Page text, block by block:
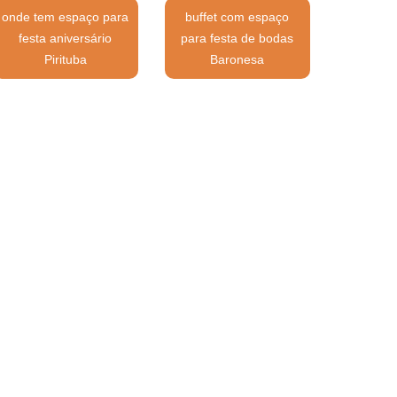
onde tem espaço para
festa aniversário
Pirituba
buffet com espaço
para festa de bodas
Baronesa